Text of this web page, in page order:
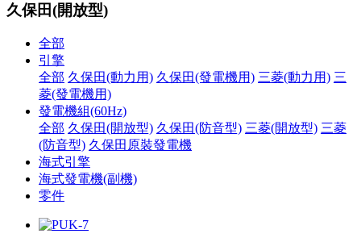
久保田(開放型)
全部
引擎
全部 久保田(動力用) 久保田(發電機用) 三菱(動力用) 三
菱(發電機用)
發電機組(60Hz)
全部 久保田(開放型) 久保田(防音型) 三菱(開放型) 三菱
(防音型) 久保田原裝發電機
海式引擎
海式發電機(副機)
零件